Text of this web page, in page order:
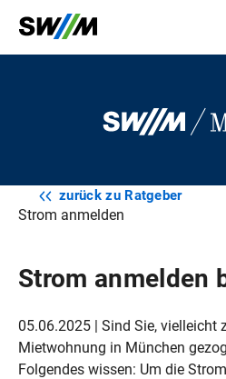
Ihr Suchbegriff
zurück zu Ratgeber
Strom anmelden
Strom anmelden
05.06.2025 | Sind Sie, vielleicht
Mietwohnung in München
Folgendes wissen: Um die